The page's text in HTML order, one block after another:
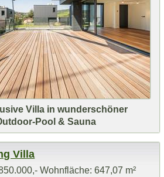
Villa in wunderschöner
Pool & Sauna
Villa
Wohnfläche: 647,07 m²